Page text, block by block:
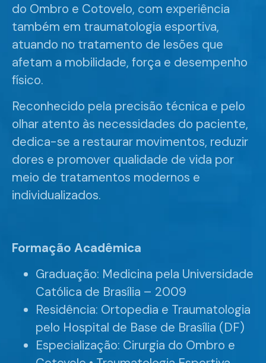
do Ombro e Cotovelo, com experiência
também em traumatologia esportiva,
atuando no tratamento de lesões que
afetam a mobilidade, força e desempenho
físico.
Reconhecido pela precisão técnica e pelo
olhar atento às necessidades do paciente,
dedica-se a restaurar movimentos, reduzir
dores e promover qualidade de vida por
meio de tratamentos modernos e
individualizados.
Formação Acadêmica
Graduação: Medicina pela Universidade
Católica de Brasília – 2009
Residência: Ortopedia e Traumatologia
pelo Hospital de Base de Brasília (DF)
Especialização: Cirurgia do Ombro e